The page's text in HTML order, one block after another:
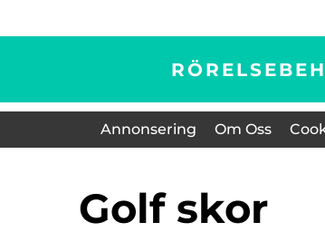
Annonsering Om Oss
golf skor